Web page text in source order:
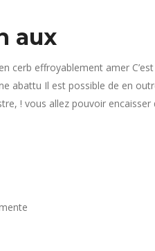
aux
cerb effroyablement amer
abattu Il est possible de en
! vous allez pouvoir encaisser